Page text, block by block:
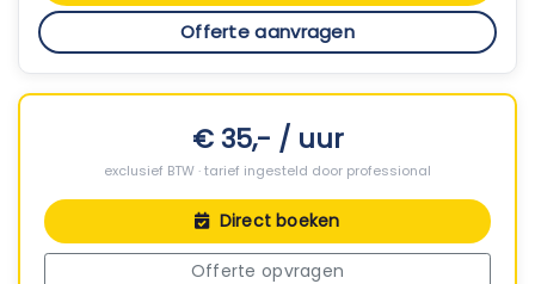
Offerte aanvragen
€ 35,- / uur
exclusief BTW · tarief ingesteld door professional
Direct boeken
Offerte opvragen